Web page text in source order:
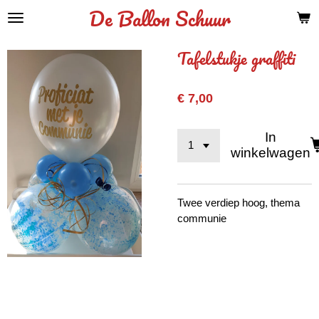
Ga
hoofdinhoud
De Ballon Schuur
Tafelstukje graffiti
€ 7,00
In
winkelwagen
Twee verdiep hoog, thema
communie